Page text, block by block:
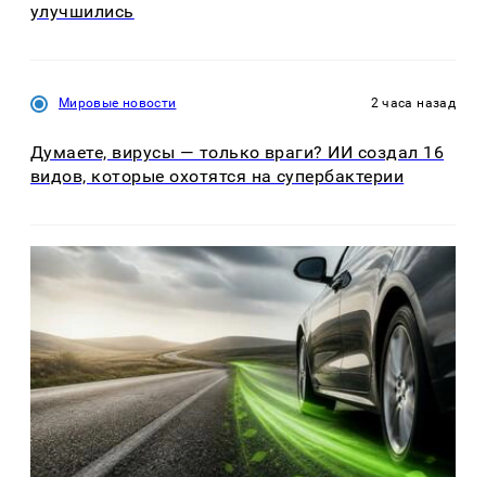
улучшились
Мировые новости 2 часа назад
Думаете, вирусы — только враги? ИИ создал 16
видов, которые охотятся на супербактерии